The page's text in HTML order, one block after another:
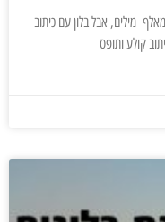
מילים, אבל בלון עם כיתוב
קולע ותופס